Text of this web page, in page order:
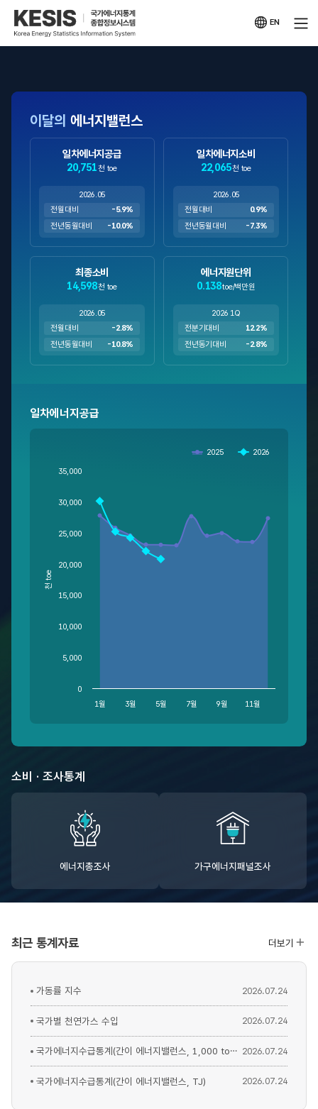
KESIS
국가에너지통계
종합정보시스템
EN
영문
이달의 에너지밸런스
일차에너지공급
20,751천 toe
2026.05
전월대비
-5.9%
전년동월대비
-10.0%
일차에너지소비
22,065천 toe
2026.05
전월대비
0.9%
전년동월대비
-7.3%
최종소비
14,598천 toe
2026.05
전월대비
-2.8%
전년동월대비
-10.8%
에너지원단위
0.138toe/백만원
2026 1Q
전분기대비
12.2%
전년동기대비
-2.8%
일차에너지공급
The chart has 1 Y axis displaying 천 toe. Data ranges from 20751 to
천 toe
2025 2026
1월 3월 5월 7월 9월 11월
0
5,000
10,000
15,000
20,000
25,000
30,000
35,000
소비 · 조사통계
에너지총조사 가구에너지패널조사
최근 통계자료
가동률 지수 2026.07.24
국가별 천연가스 수입 2026.07.24
국가에너지수급통계(간이 에너지밸런스, 1,000 toe) 2026.07.24
국가에너지수급통계(간이 에너지밸런스, TJ) 2026.07.24
더보기